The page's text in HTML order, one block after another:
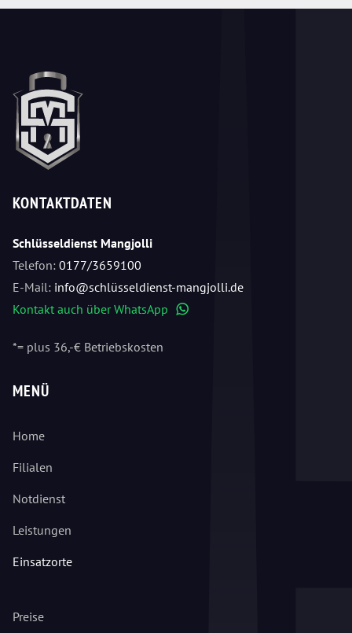
KONTAKTDATEN
Schlüsseldienst Mangjolli
Telefon: 0177/3659100
E-Mail: info@schlüsseldienst-mangjolli.de
Kontakt auch über WhatsApp
*= plus 36,-€ Betriebskosten
MENÜ
Home
Filialen
Notdienst
Leistungen
Einsatzorte
Preise